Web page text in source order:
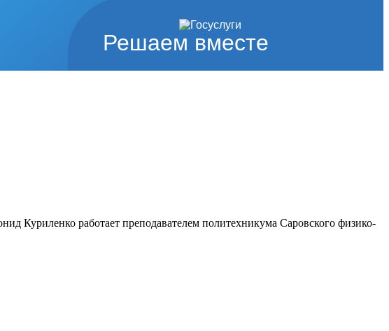
Решаем вместе
Куриленко работает преподавателем политехникума Саровского физико-